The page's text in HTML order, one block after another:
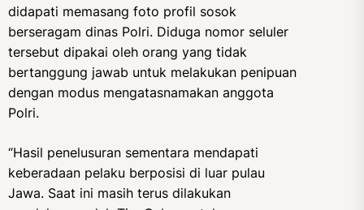
didapati memasang foto profil sosok
berseragam dinas Polri. Diduga nomor seluler
tersebut dipakai oleh orang yang tidak
bertanggung jawab untuk melakukan penipuan
dengan modus mengatasnamakan anggota
Polri.
“Hasil penelusuran sementara mendapati
keberadaan pelaku berposisi di luar pulau
Jawa. Saat ini masih terus dilakukan